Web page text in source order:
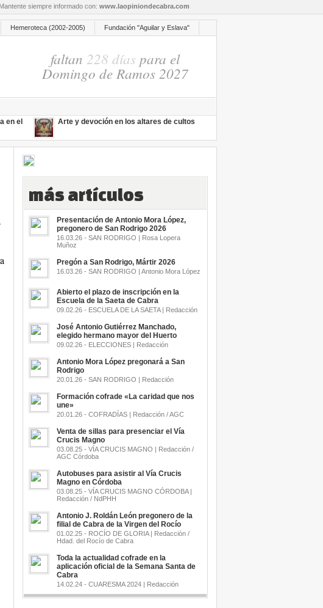
siempre informado con: www.laopiniondecabra.com
Hemeroteca (2002-2005) Fundación "Aguilar y Eslava"
faltan 228 días para el
Domingo de Ramos 2027
en el
Arte y devoción en los altares de cultos
más artículos
Presentación de Antonio Mora López,
pregonero de San Rodrigo 2026
16.03.26 - SAN RODRIGO | Rosa Lopera
Muñoz
Pregón a San Rodrigo, Mártir 2026
16.03.26 - SAN RODRIGO | Antonio Mora López
Abierto el plazo de inscripción en la
Escuela de la Saeta de Cabra
09.02.26 - ESCUELA DE LA SAETA | Redacción
José Antonio Gutiérrez Manchado,
elegido hermano mayor del Huerto
09.02.26 - ELECCIONES | Redacción
Antonio Mora López pregonará a San
Rodrigo
20.01.26 - SAN RODRIGO | Redacción
Formación cofrade «La caridad que nos
une»
20.01.26 - COFRADÍAS | Redacción / AGC
Venta de sillas para presenciar el Vía
Crucis Magno
03.08.25 - VÍA CRUCIS MAGNO | Redacción /
AGC Córdoba
Autobuses para asistir al Vía Crucis
Magno en Córdoba
03.08.25 - VÍA CRUCIS MAGNO CÓRDOBA |
Redacción / NdPHH
Antonio J. Roldán León pregonero de la
filial de Cabra de la Virgen del Rocío
01.02.25 - ROCÍO DE GLORIA | Redacción /
Hdad. del Rocío de Cabra
Toda la actualidad cofrade en la
aplicación oficial de la Semana Santa de
Cabra
14.02.24 - CUARESMA 2024 | Redacción